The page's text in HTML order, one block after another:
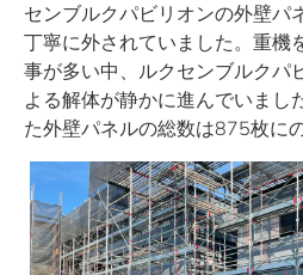
センブルクパビリオンの外壁パ
丁寧に外されていました。重機
事が多い中、ルクセンブルクパ
よる解体が静かに進んでいまし
た外壁パネルの総数は875枚に